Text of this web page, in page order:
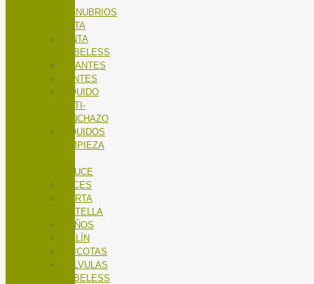
MANUBRIOS
RUTA
CINTA
TUBELESS
GUANTES
LENTES
LÍQUIDO
ANTI-
PINCHAZO
LÍQUIDOS
LIMPIEZA
SAUCE
LUCES
PORTA
BOTELLA
PUÑOS
SILLÍN
TRICOTAS
VALVULAS
TUBELESS